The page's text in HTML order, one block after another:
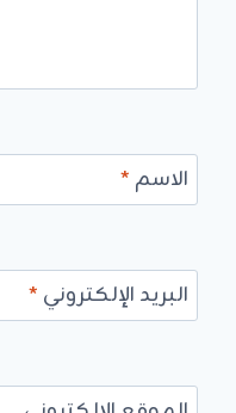
الاسم *
البريد الإلكتروني *